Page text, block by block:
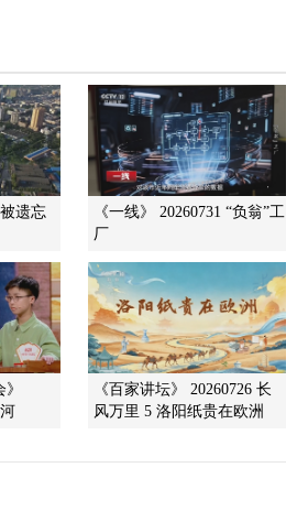
被遗忘
《一线》 20260731 “负翁”工
厂
《百家讲坛》 20260726 长
风万里 5 洛阳纸贵在欧洲